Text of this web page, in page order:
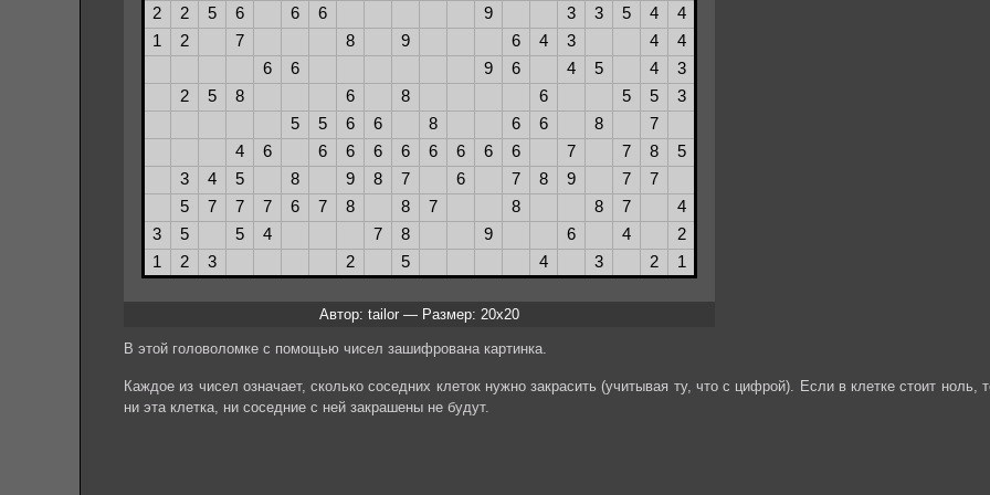
Автор: tailor — Размер: 20x20
В этой головоломке с помощью чисел зашифрована картинка.
Каждое из чисел означает, сколько соседних клеток нужно закрасить (учитывая ту, что с цифрой). Если в клетке стоит ноль,
ни эта клетка, ни соседние с ней закрашены не будут.